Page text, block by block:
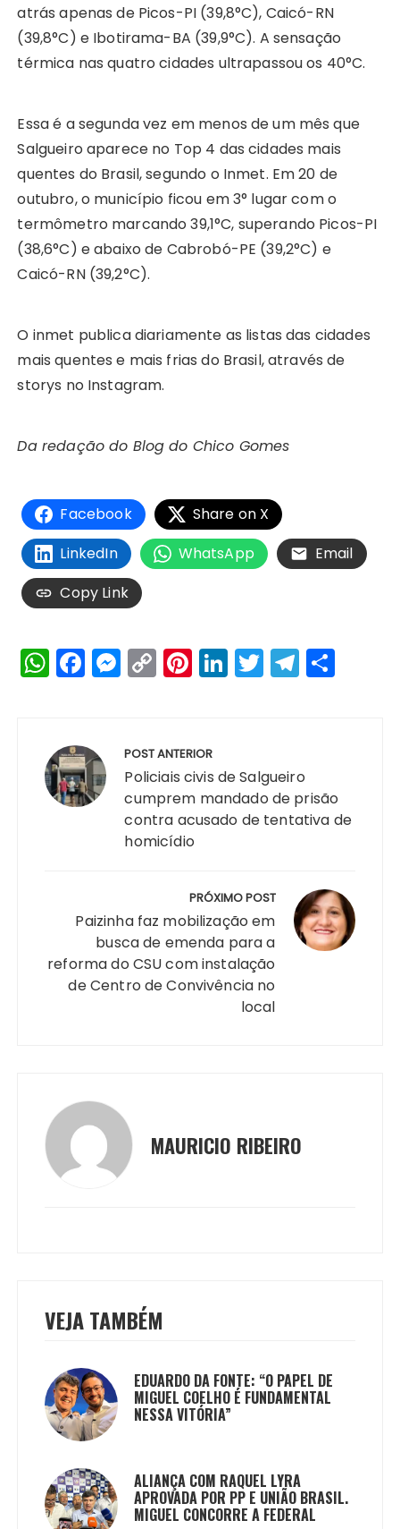
atrás apenas de Picos-PI (39,8°C), Caicó-RN
(39,8°C) e Ibotirama-BA (39,9°C). A sensação
térmica nas quatro cidades ultrapassou os 40°C.
Essa é a segunda vez em menos de um mês que
Salgueiro aparece no Top 4 das cidades mais
quentes do Brasil, segundo o Inmet. Em 20 de
outubro, o município ficou em 3° lugar com o
termômetro marcando 39,1°C, superando Picos-PI
(38,6°C) e abaixo de Cabrobó-PE (39,2°C) e
Caicó-RN (39,2°C).
O inmet publica diariamente as listas das cidades
mais quentes e mais frias do Brasil, através de
storys no Instagram.
Da redação do Blog do Chico Gomes
Facebook
Share on X
LinkedIn
WhatsApp
Email
Copy Link
W
h
ts
A
p
F
a
e
b
o
M
e
s
e
n
g
C
o
y
Li
n
k
Pi
n
re
st
Li
n
dI
n
T
w
r
T
el
r
a
m
Post
POST ANTERIOR
Policiais civis de Salgueiro
cumprem mandado de prisão
contra acusado de tentativa de
homicídio
PRÓXIMO POST
Paizinha faz mobilização em
busca de emenda para a
reforma do CSU com instalação
de Centro de Convivência no
local
MAURICIO RIBEIRO
VEJA TAMBÉM
EDUARDO DA FONTE: “O PAPEL DE
MIGUEL COELHO É FUNDAMENTAL
NESSA VITÓRIA”
ALIANÇA COM RAQUEL LYRA
APROVADA POR PP E UNIÃO BRASIL.
MIGUEL CONCORRE A FEDERAL